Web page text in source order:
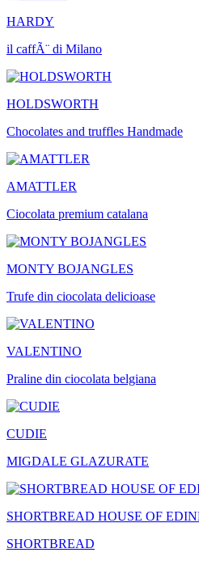
HARDY
il caffÃ¨ di Milano
HOLDSWORTH
Chocolates and truffles Handmade
AMATTLER
Ciocolata premium catalana
MONTY BOJANGLES
Trufe din ciocolata delicioase
VALENTINO
Praline din ciocolata belgiana
CUDIE
MIGDALE GLAZURATE
SHORTBREAD HOUSE OF
SHORTBREAD